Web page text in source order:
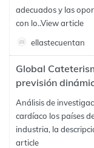
adecuados y las
con lo..View article
ellastecuentan
Global
previsión
Análisis de
cardíaco los países
industria, la
article